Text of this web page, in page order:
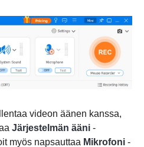
videon äänen kanssa,
Järjestelmän ääni -
myös napsauttaa Mikrofoni -